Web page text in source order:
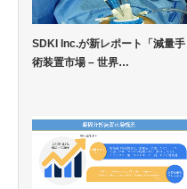
SDKI Inc.が新レポート「減量手
術装置市場 – 世界…